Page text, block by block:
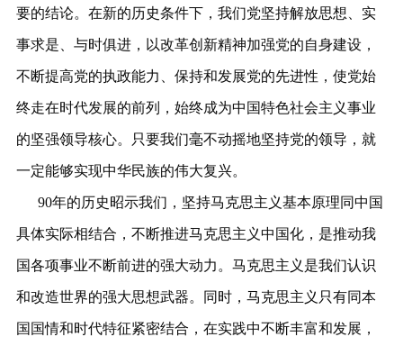
要的结论。在新的历史条件下，我们党坚持解放思想、实
事求是、与时俱进，以改革创新精神加强党的自身建设，
不断提高党的执政能力、保持和发展党的先进性，使党始
终走在时代发展的前列，始终成为中国特色社会主义事业
的坚强领导核心。只要我们毫不动摇地坚持党的领导，就
一定能够实现中华民族的伟大复兴。
90年的历史昭示我们，坚持马克思主义基本原理同中国
具体实际相结合，不断推进马克思主义中国化，是推动我
国各项事业不断前进的强大动力。马克思主义是我们认识
和改造世界的强大思想武器。同时，马克思主义只有同本
国国情和时代特征紧密结合，在实践中不断丰富和发展，